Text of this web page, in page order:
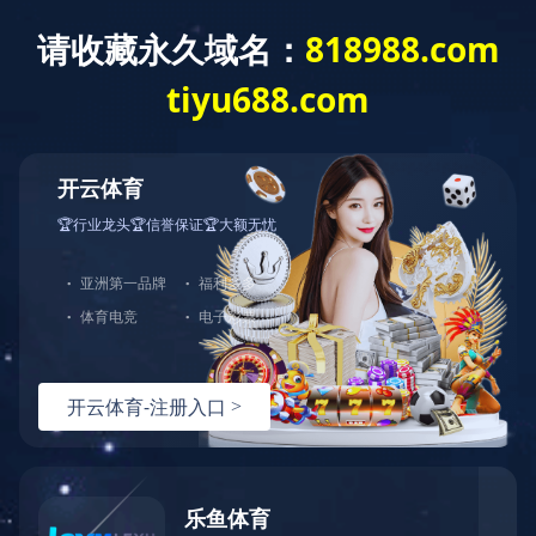
精品工程
商丘市第八污水处理厂
乐鱼官网入口：2021-01-22 14:49:27 ／ 浏览：7265
158.07亩，设计总规模为15万m³/d，主要为污水处理设施、厂区
配套的公用工程和辅助设施。处理污水主要包括工业废水和生活